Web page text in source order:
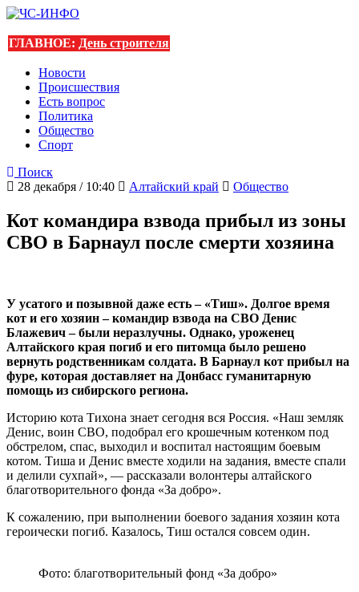
ГЛАВНОЕ: День строителя
Новости
Происшествия
Есть вопрос
Политика
Общество
Спорт
Поиск
28 декабря / 10:40
Алтайский край Общество
Кот командира взвода прибыл из зоны
СВО в Барнаул после смерти хозяина
У усатого и позывной даже есть – «Тиш». Долгое время
кот и его хозяин – командир взвода на СВО Денис
Блажевич – были неразлучны. Однако, уроженец
Алтайского края погиб и его питомца было решено
вернуть родственникам солдата. В Барнаул кот прибыл на
фуре, которая доставляет на Донбасс гуманитарную
помощь из сибирского региона.
Историю кота Тихона знает сегодня вся Россия. «Наш земляк
Денис, воин СВО, подобрал его крошечным котенком под
обстрелом, спас, выходил и воспитал настоящим боевым
котом. Тиша и Денис вместе ходили на задания, вместе спали
и делили сухпай», — рассказали волонтеры алтайского
благотворительного фонда «За добро».
К сожалению, при выполнении боевого задания хозяин кота
героически погиб. Казалось, Тиш остался совсем один.
Фото: благотворительный фонд «За добро»